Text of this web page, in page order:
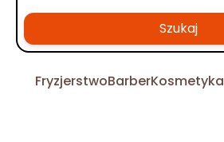
Szukaj
FryzjerstwoBarberKosmetyka